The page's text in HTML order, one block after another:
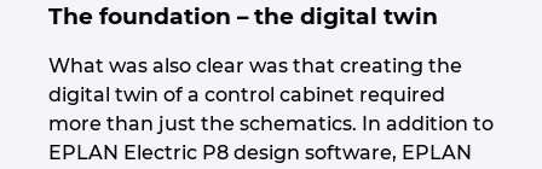
The foundation – the digital twin
What was also clear was that creating the
digital twin of a control cabinet required
more than just the schematics. In addition to
EPLAN Electric P8 design software, EPLAN
Ukraina
Unkari
Uusi-Seelanti